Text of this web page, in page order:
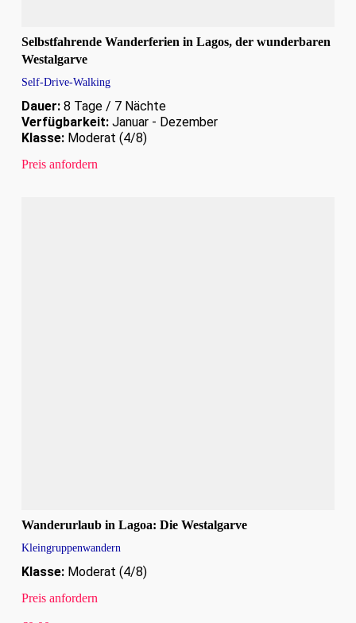
Selbstfahrende Wanderferien in Lagos, der wunderbaren
Westalgarve
Self-Drive-Walking
Dauer:8 Tage / 7 Nächte
Verfügbarkeit:Januar - Dezember
Klasse:Moderat (4/8)
Preis anfordern
Wanderurlaub in Lagoa: Die Westalgarve
Kleingruppenwandern
Klasse:Moderat (4/8)
Preis anfordern